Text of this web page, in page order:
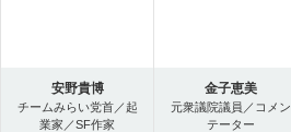
安野貴博
チームみらい党首／起
業家／SF作家
金子恵美
元衆議院議員／コメン
テーター